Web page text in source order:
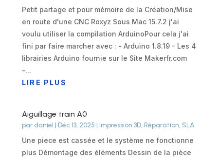
Petit partage et pour mémoire de la Création/Mise
en route d'une CNC Roxyz Sous Mac 15.7.2 j'ai
voulu utiliser la compilation ArduinoPour cela j'ai
fini par faire marcher avec : - Arduino 1.8.19 - Les 4
librairies Arduino fournie sur le Site Makerfr.com
-...
LIRE PLUS
Aiguillage train A0
par daniel | Déc 13, 2025 | Impression 3D, Réparation, SLA
Une piece est cassée et le système ne fonctionne
plus Démontage des éléments Dessin de la pièce